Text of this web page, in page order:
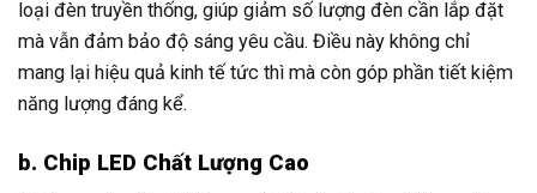
loại đèn truyền thống, giúp giảm số lượng đèn cần lắp đặt
mà vẫn đảm bảo độ sáng yêu cầu. Điều này không chỉ
mang lại hiệu quả kinh tế tức thì mà còn góp phần tiết kiệm
năng lượng đáng kể.
b. Chip LED Chất Lượng Cao